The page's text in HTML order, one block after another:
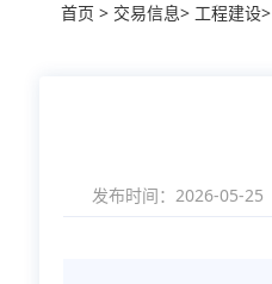
首页 > 交易信息> 工程建设>
发布时间：2026-05-25